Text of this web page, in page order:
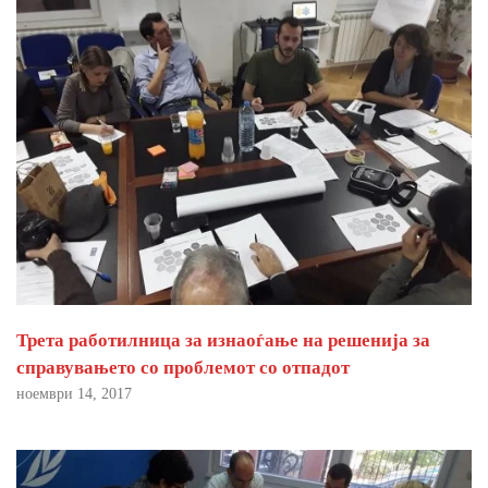
Трета работилница за изнаоѓање на решенија за
справувањето со проблемот со отпадот
ноември 14, 2017